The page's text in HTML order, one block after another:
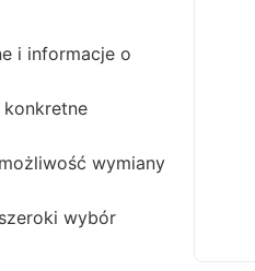
i informacje o
wymiany
wybór